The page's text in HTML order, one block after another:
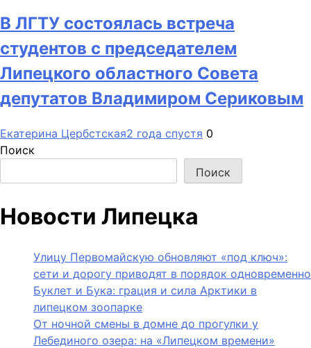
В ЛГТУ состоялась встреча
студентов с председателем
Липецкого областного Совета
депутатов Владимиром Сериковым
Екатерина Цербстская2 года спустя 0
Поиск
Поиск
Новости Липецка
Улицу Первомайскую обновляют «под ключ»:
сети и дорогу приводят в порядок одновременно
Буклет и Бука: грация и сила Арктики в
липецком зоопарке
От ночной смены в домне до прогулки у
Лебединого озера: на «Липецком времени»